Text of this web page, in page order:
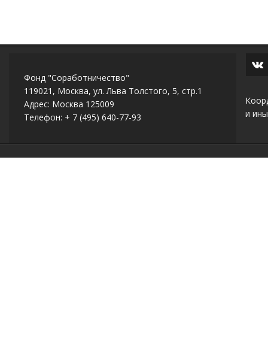
Фонд "Соработничество"
119021, Москва, ул. Льва Толстого, 5, стр.1
Адрес: Москва 125009
Телефон: + 7 (495) 640-77-93
и